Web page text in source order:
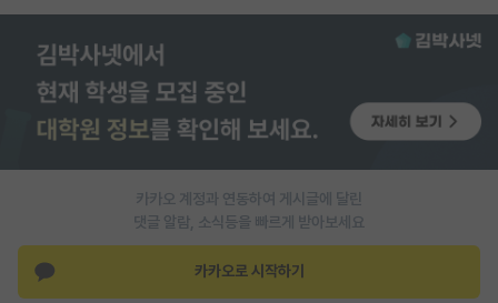
반도체/AI 게시판
장학금/장학생 게시판
홍보 게시판
커리어
카카오 계정과 연동하여 게시글에 달린
댓글 알람, 소식등을 빠르게 받아보세요
카카오로 시작하기